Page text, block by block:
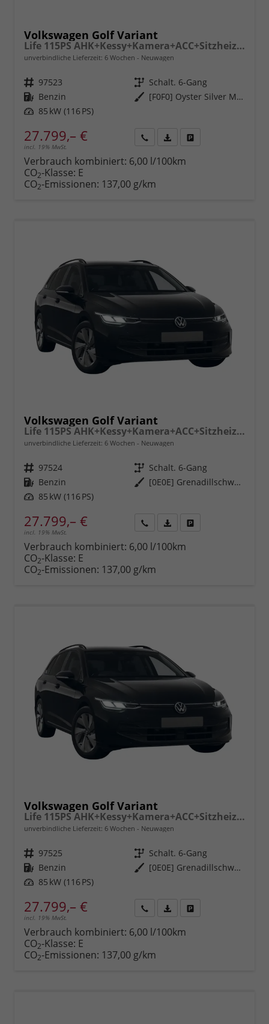
Volkswagen Golf Variant
Life 115PS AHK+Kessy+Kamera+ACC+Sitzheizung+App-Connect+Alu17+Alarm
unverbindliche Lieferzeit: 6 Wochen Neuwagen
Fahrzeugnr. 97523 Getriebe Schalt. 6-Gang
Kraftstoff Benzin Außenfarbe
[F0F0] Oyster Silver Metallic
Leistung 85 kW (116 PS)
27.799,– €
incl. 19% MwSt.
anfordern
Datei,
Verbrauch kombiniert: 6,00 l/100km
CO2-Klasse: E
CO2-Emissionen: 137,00 g/km
Volkswagen Golf Variant
Life 115PS AHK+Kessy+Kamera+ACC+Sitzheizung+App-Connect+Alu17+Alarm
unverbindliche Lieferzeit: 6 Wochen Neuwagen
Fahrzeugnr. 97524 Getriebe Schalt. 6-Gang
Kraftstoff Benzin Außenfarbe
[0E0E] Grenadillschwarz Metallic
Leistung 85 kW (116 PS)
27.799,– €
incl. 19% MwSt.
anfordern
Datei,
Verbrauch kombiniert: 6,00 l/100km
CO2-Klasse: E
CO2-Emissionen: 137,00 g/km
Volkswagen Golf Variant
Life 115PS AHK+Kessy+Kamera+ACC+Sitzheizung+App-Connect+Alu17+Alarm
unverbindliche Lieferzeit: 6 Wochen Neuwagen
Fahrzeugnr. 97525 Getriebe Schalt. 6-Gang
Kraftstoff Benzin Außenfarbe
[0E0E] Grenadillschwarz Metallic
Leistung 85 kW (116 PS)
27.799,– €
incl. 19% MwSt.
anfordern
Datei,
Verbrauch kombiniert: 6,00 l/100km
CO2-Klasse: E
CO2-Emissionen: 137,00 g/km